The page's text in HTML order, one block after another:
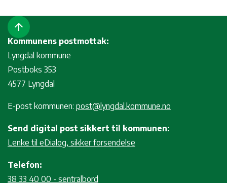
arrow_upward
Kommunens postmottak:
Lyngdal kommune
Postboks 353
4577 Lyngdal
E-post kommunen: post@lyngdal.kommune.no
Send digital post sikkert til kommunen:
Lenke til eDialog, sikker forsendelse
Telefon:
38 33 40 00 - sentralbord